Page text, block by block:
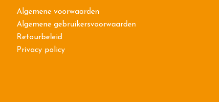
Algemene voorwaarden
Algemene gebruikersvoorwaarden
Retourbeleid
Privacy policy